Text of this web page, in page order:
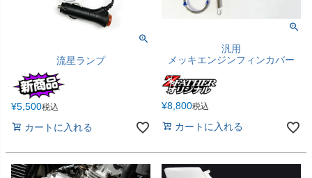
流星ランプ
¥5,500税込
カートに入れる
汎用
メッキエンジンフィンカバー
¥8,800税込
カートに入れる